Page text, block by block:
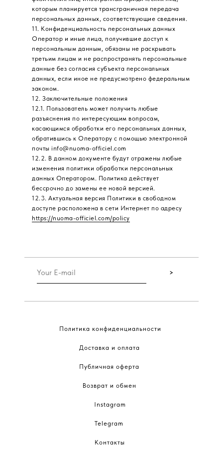
которым планируется трансграничная передача
персональных данных, соответствующие сведения.
11. Конфиденциальность персональных данных
Оператор и иные лица, получившие доступ к
персональным данным, обязаны не раскрывать
третьим лицам и не распространять персональные
данные без согласия субъекта персональных
данных, если иное не предусмотрено федеральным
законом.
12. Заключительные положения
12.1. Пользователь может получить любые
разъяснения по интересующим вопросам,
касающимся обработки его персональных данных,
обратившись к Оператору с помощью электронной
почты info@nuoma-officiel.com
12.2. В данном документе будут отражены любые
изменения политики обработки персональных
данных Оператором. Политика действует
бессрочно до замены ее новой версией.
12.3. Актуальная версия Политики в свободном
доступе расположена в сети Интернет по адресу
https://nuoma-officiel.com/policy
Telegram
Контакты
>
Политика конфиденциальности
Публичная оферта
Доставка и оплата
Возврат и обмен
Instagram